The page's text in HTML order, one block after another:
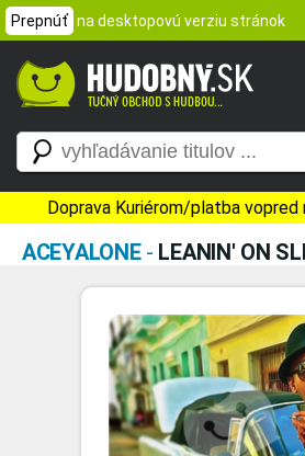
Prepnúť na desktopovú verziu stránok
Doprava Kuriérom/platba vopred
ACEYALONE- LEANIN' ON